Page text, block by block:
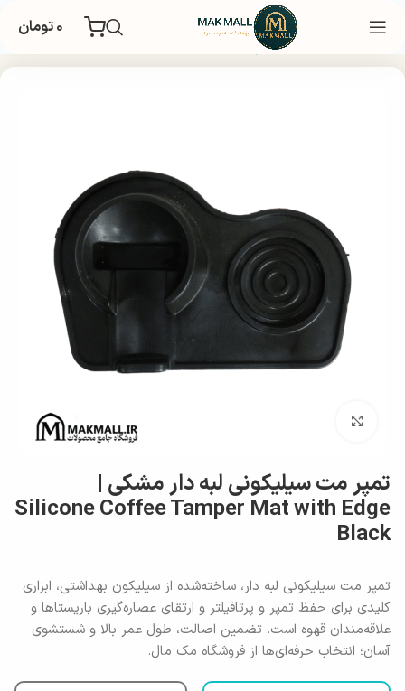
۰تومان
اکسسوری قهوه لوازم باریستایی
تمپر مت سیلیکونی لبه دار مشکی |
Silicone Coffee Tamper Mat with Edge
Black
تمپر مت سیلیکونی لبه دار، ساخته‌شده از سیلیکون بهداشتی، ابزاری
کلیدی برای حفظ تمپر و پرتافیلتر و ارتقای عصاره‌گیری باریستاها و
علاقه‌مندان قهوه است. تضمین اصالت، طول عمر بالا و شستشوی
آسان؛ انتخاب حرفه‌ای‌ها از فروشگاه مک مال.